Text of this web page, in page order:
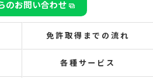
のお問い合わせ
免許取得までの流れ
各種サービス